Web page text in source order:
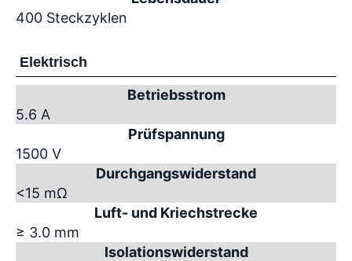
400 Steckzyklen
Elektrisch
Betriebsstrom
5.6 A
Prüfspannung
1500 V
Durchgangswiderstand
<15 mΩ
Luft- und Kriechstrecke
≥ 3.0 mm
Isolationswiderstand